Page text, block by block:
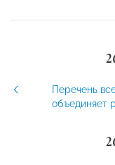
Перечень
объединяет